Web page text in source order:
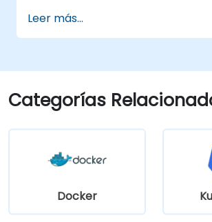
confidencialidad e integridad de
uso de cifrado, certificados e
seguro de contraseñas. El curso
aborda los protocolos y servicios
seguridad en redes, sistemas de
interconexión de sedes
pruebas de seguridad mediante
escaneo de redes y detección de
vulnerabilidades.
Leer más...
Categorías
Docker